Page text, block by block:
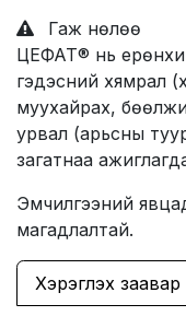
Гаж нөлөө
ЦЕФАТ® нь
гэдэсний хямрал
муухайрах,
урвал (арьсны
загатнаа
Эмчилгээний
магадлалтай.
Хэрэглэх заавар